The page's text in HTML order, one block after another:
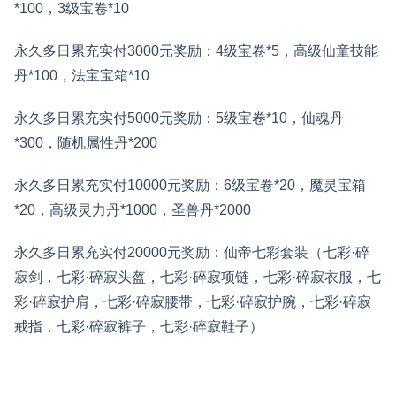
*100，3级宝卷*10
永久多日累充实付3000元奖励：4级宝卷*5，高级仙童技能
丹*100，法宝宝箱*10
永久多日累充实付5000元奖励：5级宝卷*10，仙魂丹
*300，随机属性丹*200
永久多日累充实付10000元奖励：6级宝卷*20，魔灵宝箱
*20，高级灵力丹*1000，圣兽丹*2000
永久多日累充实付20000元奖励：仙帝七彩套装（七彩·碎
寂剑，七彩·碎寂头盔，七彩·碎寂项链，七彩·碎寂衣服，七
彩·碎寂护肩，七彩·碎寂腰带，七彩·碎寂护腕，七彩·碎寂
戒指，七彩·碎寂裤子，七彩·碎寂鞋子）